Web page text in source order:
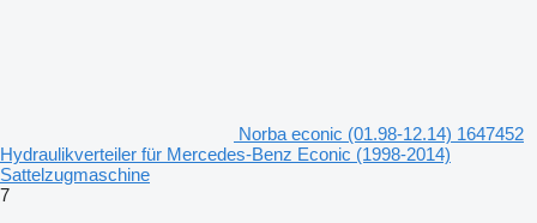
Norba econic (01.98-12.14) 1647452
Hydraulikverteiler für Mercedes-Benz Econic (1998-2014)
Sattelzugmaschine
7